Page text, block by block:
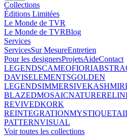
Collections
Éditions Limitées
Le Monde de TVR
Le Monde de TVRBlog
Services
ServicesSur MesureEntretien
Pour les designersProjetsAideContact
LEGENDSCAMEOFIORI
DAVISELEMENTSGOLDEN
LEGENDSIMMERSIVEKASHMIR
BLAZEDMOSAICNATURE
REVIVEDKORK
REINTEGRATIONMYSTIQUE
PATTERNVISUAL
Voir toutes les collections